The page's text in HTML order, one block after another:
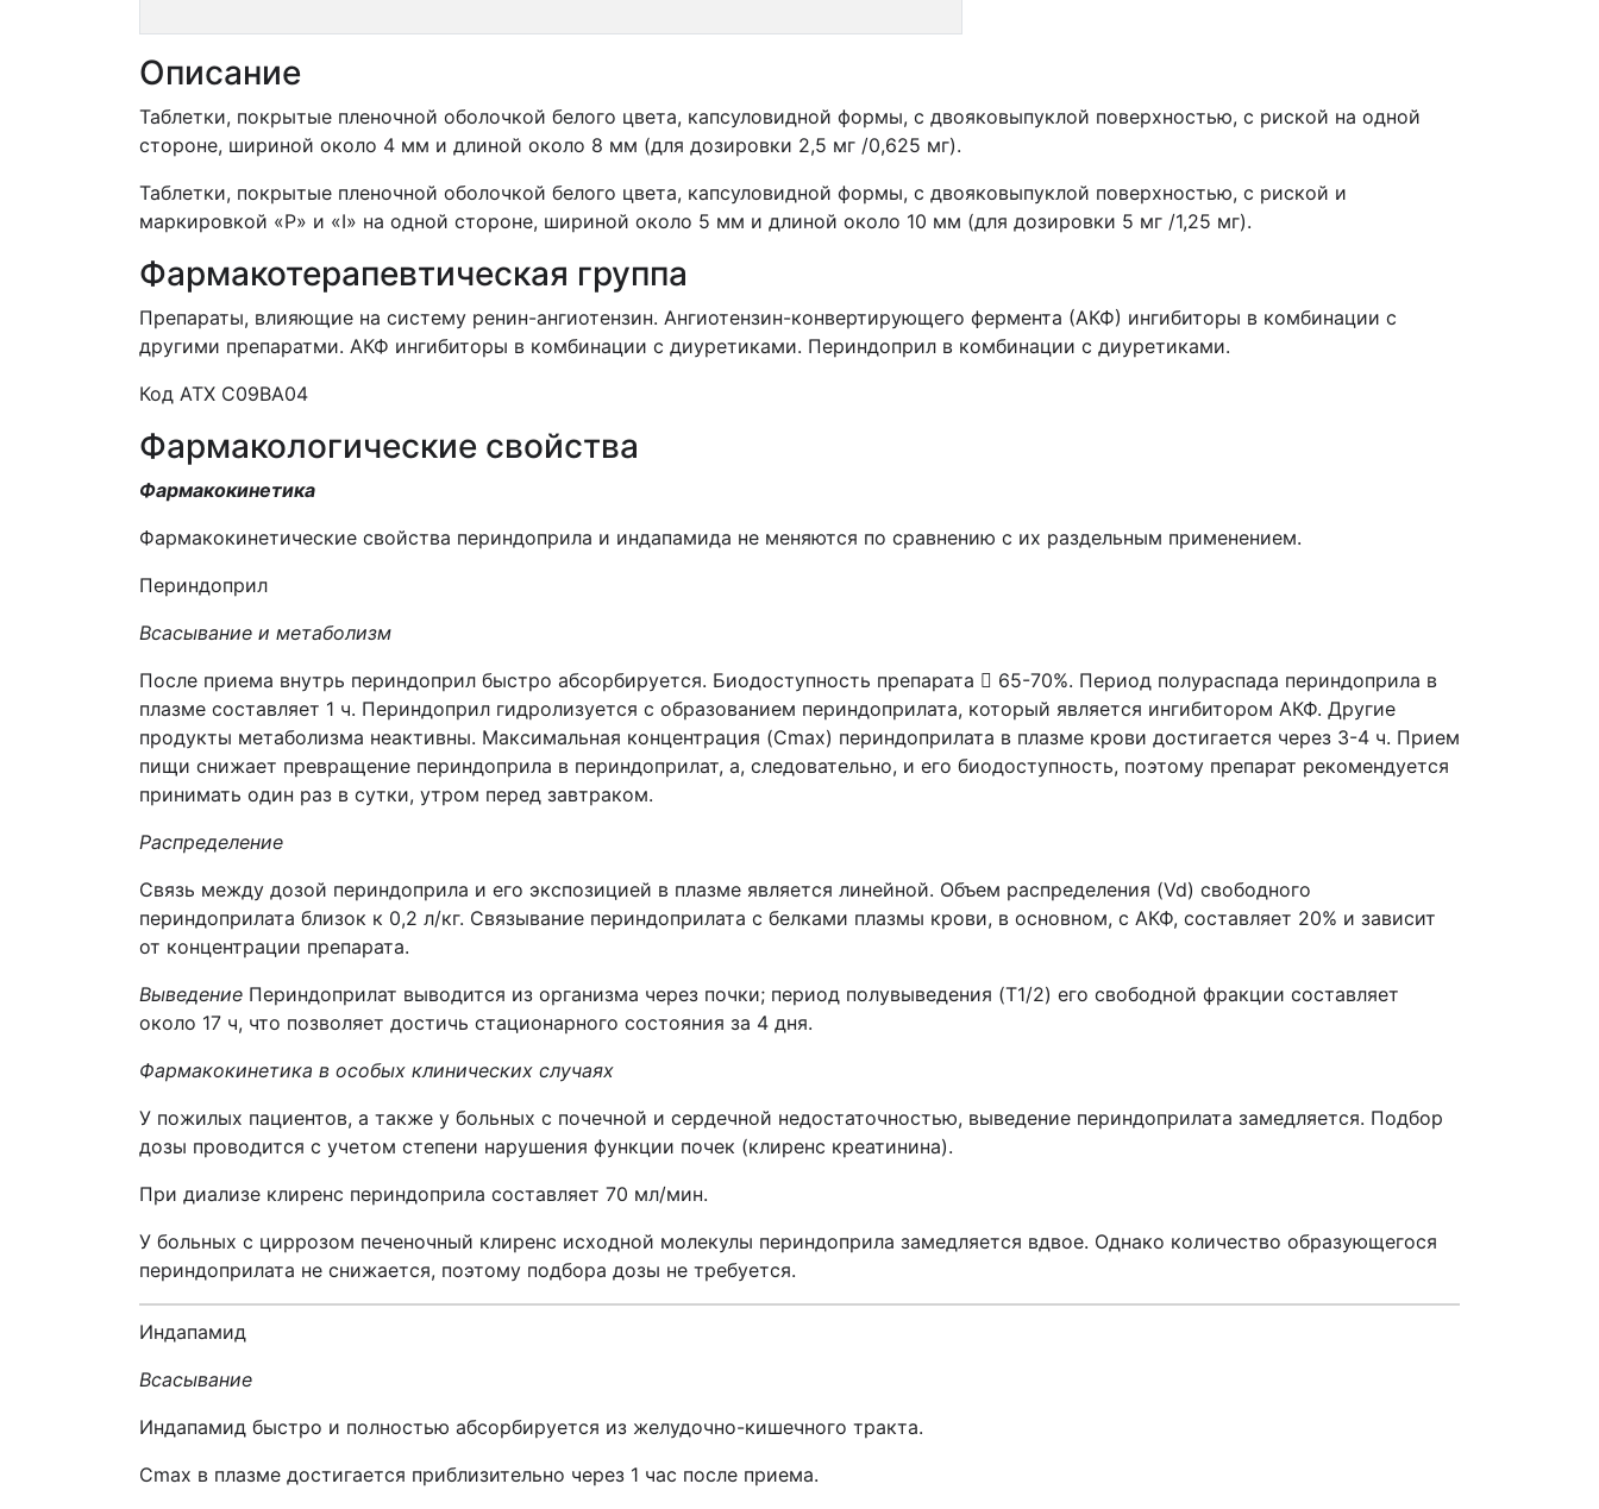
Описание
Таблетки, покрытые пленочной оболочкой белого цвета, капсуловидной формы, с двояковыпуклой поверхностью, с риской на одной
стороне, шириной около 4 мм и длиной около 8 мм (для дозировки 2,5 мг /0,625 мг).
Таблетки, покрытые пленочной оболочкой белого цвета, капсуловидной формы, с двояковыпуклой поверхностью, с риской и
маркировкой «P» и «I» на одной стороне, шириной около 5 мм и длиной около 10 мм (для дозировки 5 мг /1,25 мг).
Фармакотерапевтическая группа
Препараты, влияющие на систему ренин-ангиотензин. Ангиотензин-конвертирующего фермента (АКФ) ингибиторы в комбинации с
другими препаратми. АКФ ингибиторы в комбинации с диуретиками. Периндоприл в комбинации с диуретиками.
Код АТХ С09ВА04
Фармакологические свойства
Фармакокинетика
Фармакокинетические свойства периндоприла и индапамида не меняются по сравнению с их раздельным применением.
Периндоприл
Всасывание и метаболизм
После приема внутрь периндоприл быстро абсорбируется. Биодоступность препарата  65-70%. Период полураспада периндоприла в
плазме составляет 1 ч. Периндоприл гидролизуется с образованием периндоприлата, который является ингибитором АКФ. Другие
продукты метаболизма неактивны. Максимальная концентрация (Cmax) периндоприлата в плазме крови достигается через 3-4 ч. Прием
пищи снижает превращение периндоприла в периндоприлат, а, следовательно, и его биодоступность, поэтому препарат рекомендуется
принимать один раз в сутки, утром перед завтраком.
Распределение
Связь между дозой периндоприла и его экспозицией в плазме является линейной. Объем распределения (Vd) свободного
периндоприлата близок к 0,2 л/кг. Связывание периндоприлата с белками плазмы крови, в основном, с АКФ, составляет 20% и зависит
от концентрации препарата.
Выведение Периндоприлат выводится из организма через почки; период полувыведения (T1/2) его свободной фракции составляет
около 17 ч, что позволяет достичь стационарного состояния за 4 дня.
Фармакокинетика в особых клинических случаях
У пожилых пациентов, а также у больных с почечной и сердечной недостаточностью, выведение периндоприлата замедляется. Подбор
дозы проводится с учетом степени нарушения функции почек (клиренс креатинина).
При диализе клиренс периндоприла составляет 70 мл/мин.
У больных с циррозом печеночный клиренс исходной молекулы периндоприла замедляется вдвое. Однако количество образующегося
периндоприлата не снижается, поэтому подбора дозы не требуется.
Индапамид
Всасывание
Индапамид быстро и полностью абсорбируется из желудочно-кишечного тракта.
Cmax в плазме достигается приблизительно через 1 час после приема.